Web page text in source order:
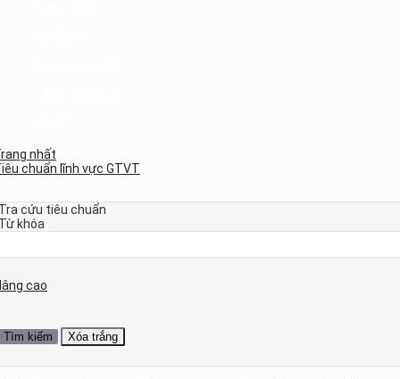
nhất
chuẩn lĩnh vực GTVT
cứu tiêu chuẩn
khóa
cao